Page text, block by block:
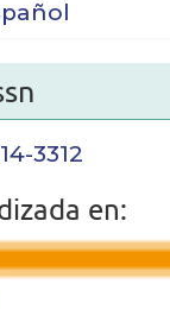
3312
en: